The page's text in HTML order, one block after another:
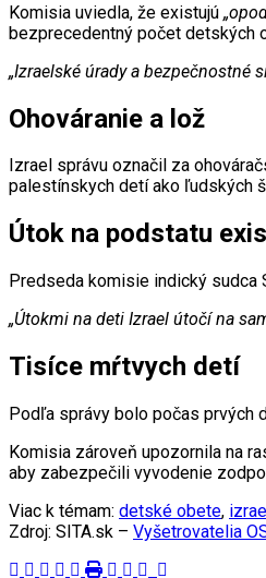
Komisia uviedla, že existujú
bezprecedentný počet detských
„Izraelské úrady a
Ohováranie a lož
Izrael správu označil za
palestínskych detí ako ľudských
Útok na podstatu
Predseda komisie indický sudca
„Útokmi na deti Izrael útočí na
Tisíce mŕtvych detí
Podľa správy bolo počas prvých
Komisia zároveň upozornila na
aby zabezpečili vyvodenie
Viac k témam: detské obete,
Zdroj: SITA.sk – Vyšetrovatelia